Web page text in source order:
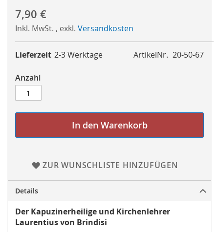
7,90 €
Inkl. MwSt. , exkl. Versandkosten
ArtikelNr. 20-50-67
Lieferzeit 2-3 Werktage
Anzahl
In den Warenkorb
ZUR WUNSCHLISTE HINZUFÜGEN
Details
Der Kapuzinerheilige und Kirchenlehrer
Laurentius von Brindisi